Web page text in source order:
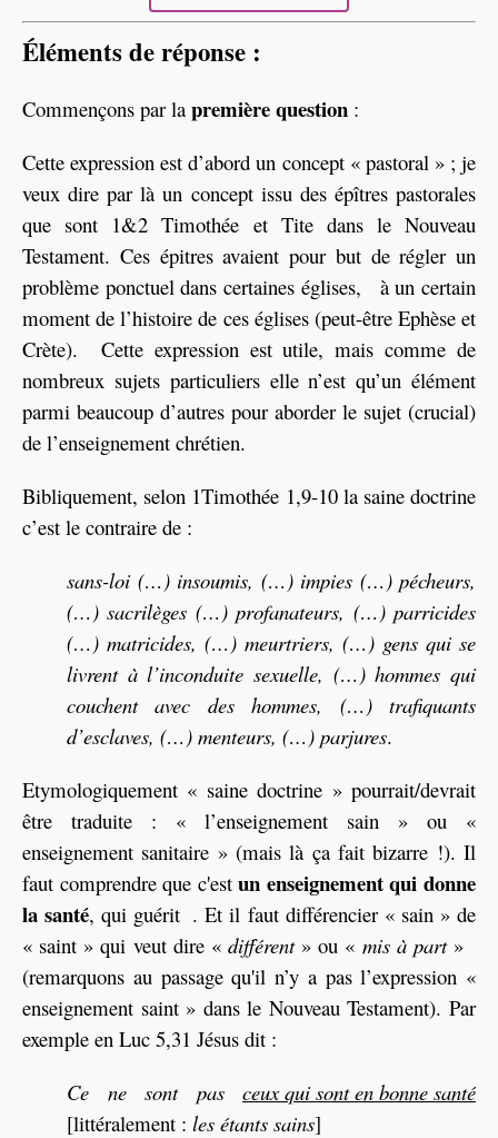
Éléments de réponse :
Commençons par la première question :
Cette expression est d’abord un concept « pastoral » ; je
veux dire par là un concept issu des épîtres pastorales
que sont 1&2 Timothée et Tite dans le Nouveau
Testament. Ces épitres avaient pour but de régler un
problème ponctuel dans certaines églises, à un certain
moment de l’histoire de ces églises (peut-être Ephèse et
Crète). Cette expression est utile, mais comme de
nombreux sujets particuliers elle n’est qu’un élément
parmi beaucoup d’autres pour aborder le sujet (crucial)
de l’enseignement chrétien.
Bibliquement, selon 1Timothée 1,9-10 la saine doctrine
c’est le contraire de :
sans-loi (…) insoumis, (…) impies (…) pécheurs,
(…) sacrilèges (…) profanateurs, (…) parricides
(…) matricides, (…) meurtriers, (…) gens qui se
livrent à l’inconduite sexuelle, (…) hommes qui
couchent avec des hommes, (…) trafiquants
d’esclaves, (…) menteurs, (…) parjures.
Etymologiquement « saine doctrine » pourrait/devrait
être traduite : « l’enseignement sain » ou «
enseignement sanitaire » (mais là ça fait bizarre !). Il
faut comprendre que c'estun enseignement qui donne
la santé, qui guérit . Et il faut différencier « sain » de
« saint » qui veut dire « différent» ou « mis à part»
(remarquons au passage qu'il n’y a pas l’expression «
enseignement saint » dans le Nouveau Testament). Par
exemple en Luc 5,31 Jésus dit :
Ce ne sont pas ceux qui sont en bonne santé
[littéralement : les étants sains]